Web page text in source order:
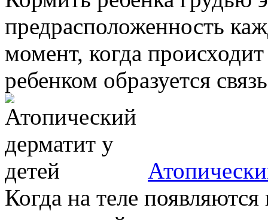
предрасположенность
момент, когда
ребенком образуется
Когда на теле